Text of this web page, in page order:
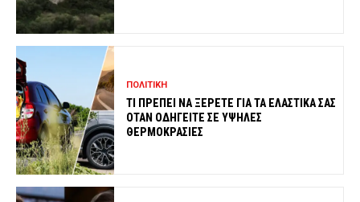
ΠΟΛΙΤΙΚΗ
ΤΙ ΠΡΕΠΕΙ ΝΑ ΞΕΡΕΤΕ ΓΙΑ ΤΑ ΕΛΑΣΤΙΚΑ ΣΑΣ
ΟΤΑΝ ΟΔΗΓΕΙΤΕ ΣΕ ΥΨΗΛΕΣ
ΘΕΡΜΟΚΡΑΣΙΕΣ